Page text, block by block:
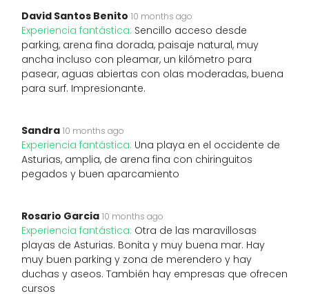
David Santos Benito 10 months ago
Experiencia fantástica: Sencillo acceso desde
parking, arena fina dorada, paisaje natural, muy
ancha incluso con pleamar, un kilómetro para
pasear, aguas abiertas con olas moderadas, buena
para surf. Impresionante.
Sandra 10 months ago
Experiencia fantástica: Una playa en el occidente de
Asturias, amplia, de arena fina con chiringuitos
pegados y buen aparcamiento
Rosario Garcia 10 months ago
Experiencia fantástica: Otra de las maravillosas
playas de Asturias. Bonita y muy buena mar. Hay
muy buen parking y zona de merendero y hay
duchas y aseos. También hay empresas que ofrecen
cursos